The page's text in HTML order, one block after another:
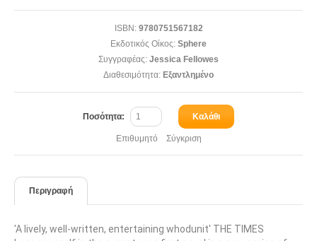
ISBN:9780751567182
Εκδοτικός Οίκος: Sphere
Συγγραφέας: Jessica Fellowes
Διαθεσιμότητα: Εξαντλημένο
Ποσότητα: Καλάθι
Επιθυμητό Σύγκριση
Περιγραφή
'A lively, well-written, entertaining whodunit' THE TIMES